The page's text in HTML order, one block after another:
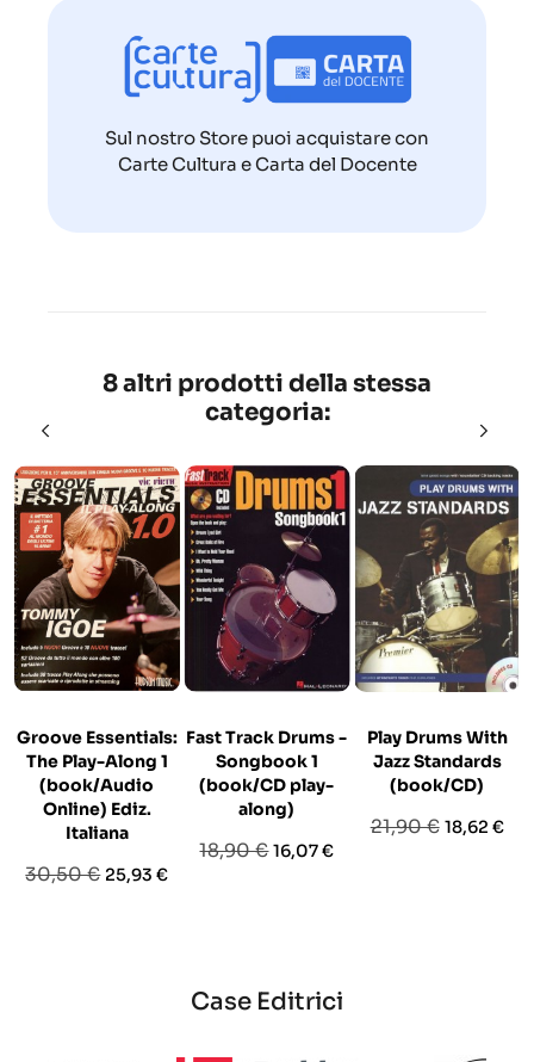
Sul nostro Store puoi acquistare con
Carte Cultura e Carta del Docente
8 altri prodotti della stessa
categoria:
Groove Essentials:
The Play-Along 1
(book/Audio
Online) Ediz.
Italiana
Prezzo
30,50 € Prezzo
25,93 €
Fast Track Drums -
Songbook 1
(book/CD play-
along)
Prezzo
18,90 €Prezzo
16,07 €
Play Drums With
Jazz Standards
(book/CD)
Prezzo
21,90 € Prezzo
18,62 €
Case Editrici